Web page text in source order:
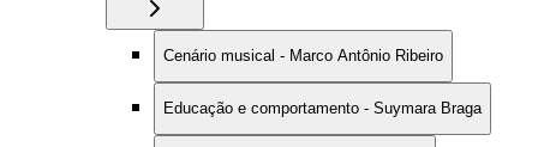
Cenário musical - Marco Antônio Ribeiro
Educação e comportamento - Suymara Braga